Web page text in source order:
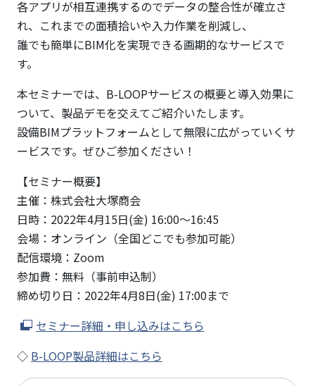
紹
介）
各アプリが相互連携するのでデータの整合性が確立さ
れ、これまでの面積拾いや入力作業を削減し、
誰でも簡単にBIM化を実現できる画期的なサービスで
す。
本セミナーでは、B-LOOPサービスの概要と導入効果に
ついて、製品デモを交えてご紹介いたします。
設備BIMプラットフォームとして無限に広がっていくサ
ービスです。ぜひご参加ください！
【セミナー概要】
主催：株式会社大塚商会
日時：2022年4月15日(金) 16:00～16:45
会場：オンライン（全国どこでも参加可能）
配信環境：Zoom
参加費：無料（事前申込制）
締め切り日：2022年4月8日(金) 17:00まで
セミナー詳細・申し込みはこちら
◇ B-LOOP製品詳細はこちら